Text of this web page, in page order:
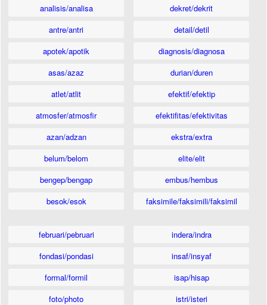
analisis/analisa
antre/antri
apotek/apotik
asas/azaz
atlet/atlit
atmosfer/atmosfir
azan/adzan
belum/belom
bengep/bengap
besok/esok
dekret/dekrit
detail/detil
diagnosis/diagnosa
durian/duren
efektif/efektip
efektifitas/efektivitas
ekstra/extra
elite/elit
embus/hembus
faksimile/faksimili/faksimil
februari/pebruari
fondasi/pondasi
formal/formil
foto/photo
indera/indra
insaf/insyaf
isap/hisap
istri/isteri